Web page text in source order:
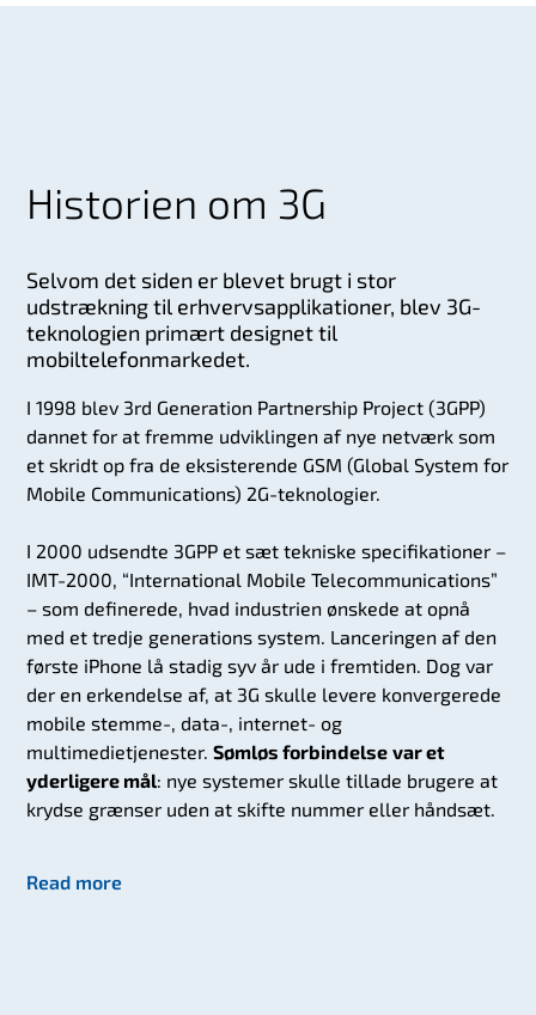
Historien om 3G
Selvom det siden er blevet brugt i stor
udstrækning til erhvervsapplikationer, blev 3G-
teknologien primært designet til
mobiltelefonmarkedet.
I 1998 blev 3rd Generation Partnership Project (3GPP)
dannet for at fremme udviklingen af nye netværk som
et skridt op fra de eksisterende GSM (Global System for
Mobile Communications) 2G-teknologier.
I 2000 udsendte 3GPP et sæt tekniske specifikationer –
IMT-2000, “International Mobile Telecommunications”
– som definerede, hvad industrien ønskede at opnå
med et tredje generations system. Lanceringen af den
første iPhone lå stadig syv år ude i fremtiden. Dog var
der en erkendelse af, at 3G skulle levere konvergerede
mobile stemme-, data-, internet- og
multimedietjenester.Sømløs forbindelse var et
yderligere mål: nye systemer skulle tillade brugere at
krydse grænser uden at skifte nummer eller håndsæt.
Read more